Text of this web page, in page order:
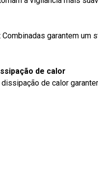
garantem um
de calor
de calor